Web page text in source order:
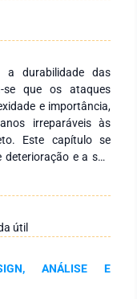
a durabilidade das
se que os ataques
e importância,
irreparáveis às
Este capítulo se
e a sua
das estruturas de
de concreto, (b)
ataques químicos
e álcalis foram
o concreto simples,
cloretos e o gás
útil
ANÁLISE E